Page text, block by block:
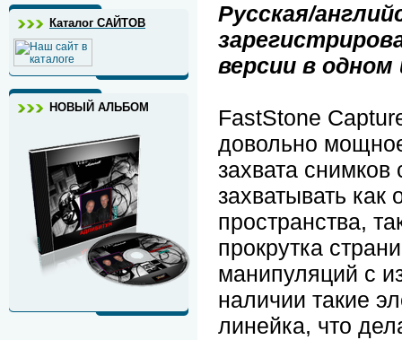
Каталог САЙТОВ
НОВЫЙ АЛЬБОМ
Русская/
версии в
FastStone
довольно
захвата снимков
захватывать как
пространства,
прокрутка
манипуляций с
наличии такие
линейка, что